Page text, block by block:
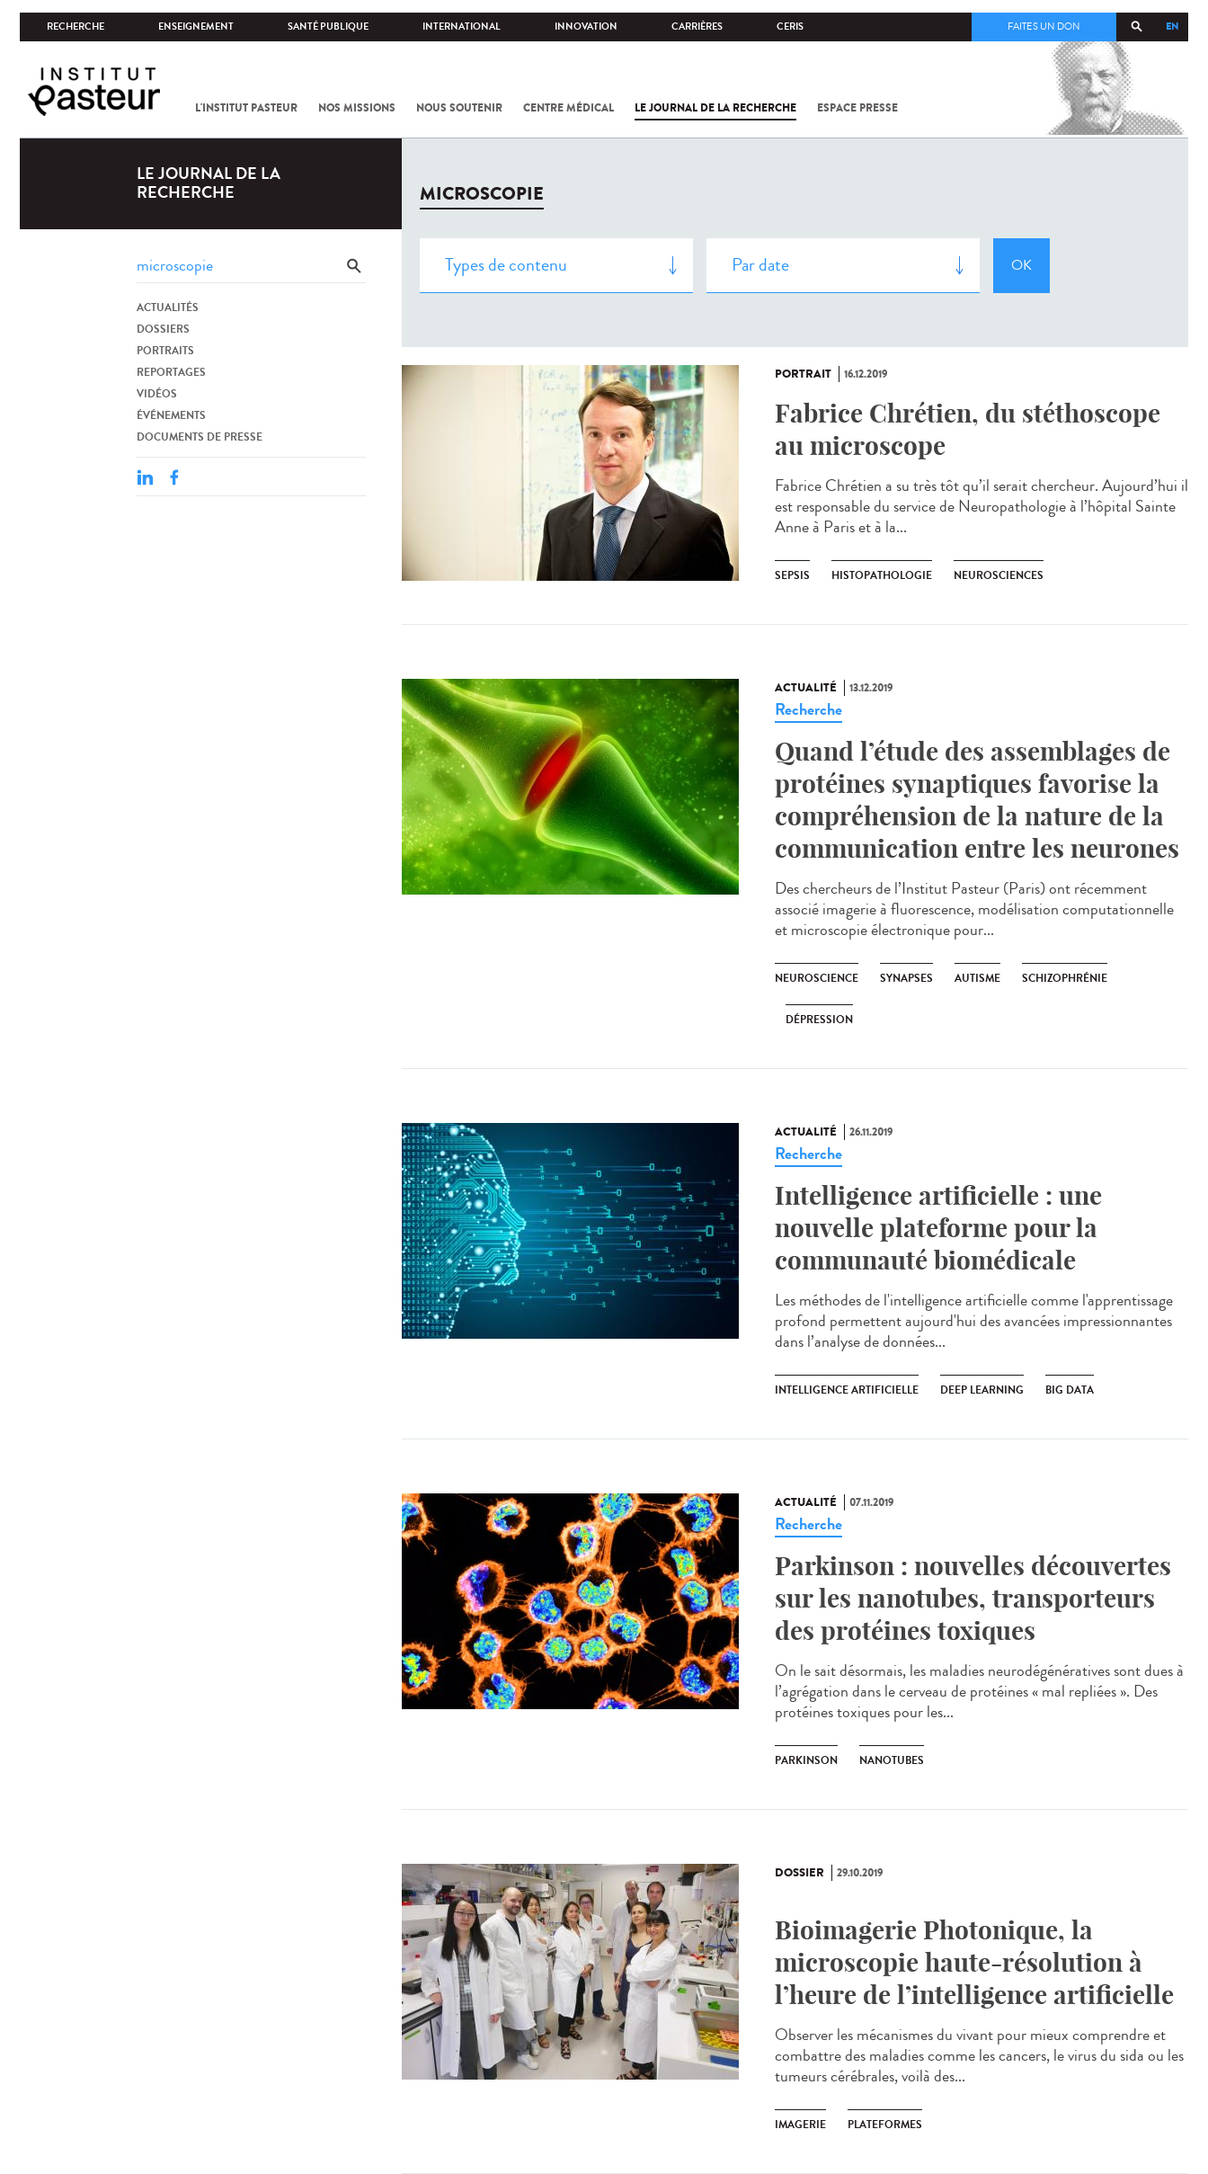
RECHERCHE ENSEIGNEMENT SANTÉ PUBLIQUE INTERNATIONAL INNOVATION CARRIÈRES CERIS EN
FAITES UN DON
L'INSTITUT PASTEUR NOS MISSIONS NOUS SOUTENIR CENTRE MÉDICAL LE JOURNAL DE LA RECHERCHE ESPACE PRESSE
COV-2 /
LE JOURNAL DE LA
RECHERCHE
ACTUALITÉS
DOSSIERS
PORTRAITS
REPORTAGES
VIDÉOS
ÉVÉNEMENTS
DOCUMENTS DE PRESSE
MICROSCOPIE
PORTRAIT 16.12.2019
Fabrice Chrétien, du stéthoscope
au microscope
Fabrice Chrétien a su très tôt qu’il serait chercheur. Aujourd’hui il
est responsable du service de Neuropathologie à l’hôpital Sainte
Anne à Paris​ et à la...
SEPSIS HISTOPATHOLOGIE NEUROSCIENCES
ACTUALITÉ 13.12.2019
Recherche
Quand l’étude des assemblages de
protéines synaptiques favorise la
compréhension de la nature de la
communication entre les neurones
Des chercheurs de l’Institut Pasteur (Paris) ont récemment
associé imagerie à fluorescence, modélisation computationnelle
et microscopie électronique pour...
NEUROSCIENCE SYNAPSES AUTISME SCHIZOPHRÉNIE
DÉPRESSION
ACTUALITÉ 26.11.2019
Recherche
Intelligence artificielle : une
nouvelle plateforme pour la
communauté biomédicale
Les méthodes de l'intelligence artificielle comme l'apprentissage
profond permettent aujourd'hui des avancées impressionnantes
dans l’analyse de données...
INTELLIGENCE ARTIFICIELLE DEEP LEARNING BIG DATA
ACTUALITÉ 07.11.2019
Recherche
Parkinson : nouvelles découvertes
sur les nanotubes, transporteurs
des protéines toxiques
On le sait désormais, les maladies neurodégénératives sont dues à
l’agrégation dans le cerveau de protéines « mal repliées ». Des
protéines toxiques pour les...
PARKINSON NANOTUBES
DOSSIER 29.10.2019
Bioimagerie Photonique, la
microscopie haute-résolution à
l’heure de l’intelligence artificielle
Observer les mécanismes du vivant pour mieux comprendre et
combattre des maladies comme les cancers, le virus du sida ou les
tumeurs cérébrales, voilà des...
IMAGERIE PLATEFORMES